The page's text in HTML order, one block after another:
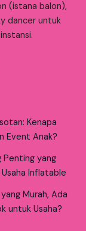
(istana balon),
dancer untuk
Kenapa
Event Anak?
Penting yang
Inflatable
Murah, Ada
untuk Usaha?